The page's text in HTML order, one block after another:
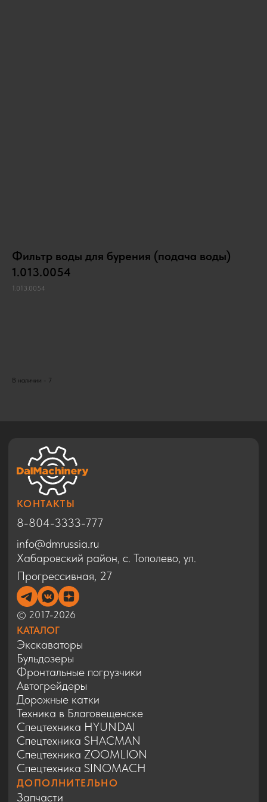
Фильтр воды для бурения (подача воды)
1.013.0054
1.013.0054
В наличии - 7
КАТАЛОГ
Экскаваторы
Бульдозеры
Фронтальные погрузчики
Автогрейдеры
Дорожные катки
Техника в Благовещенске
Спецтехника HYUNDAI
Спецтехника SHACMAN
Спецтехника ZOOMLION
Спецтехника SINOMACH
ДОПОЛНИТЕЛЬНО
Запчасти
Статьи
Сервис
Контакты
Карта сайта
Политика конфиденциальности